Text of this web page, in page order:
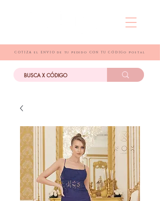
COTIZA el ENVIO de tu pedido CON TU CÓDIGo postal